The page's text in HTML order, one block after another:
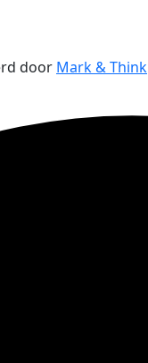
door Mark & Think